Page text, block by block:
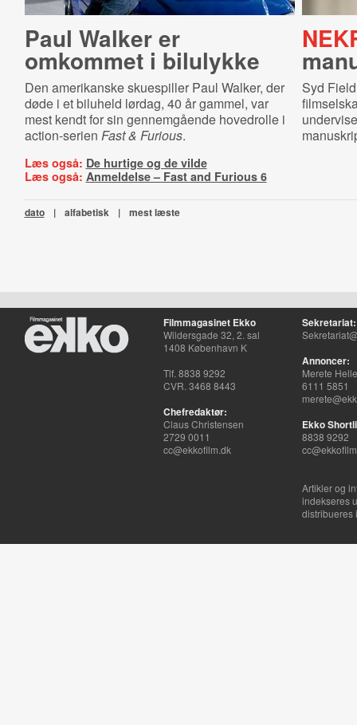
Paul Walker er
omkommet i bilulykke
Den amerikanske skuespiller Paul Walker, der
døde i et biluheld lørdag, 40 år gammel, var
mest kendt for sin gennemgående hovedrolle i
action-serien Fast & Furious.
Læs også: De hurtige og de vilde
Læs også: Anmeldelse – Fast and Furious 6
Syd
dato | alfabetisk | mest læste
Filmmagasinet Ekko
Wildersgade 32, 2. sal
1408 København K
Tlf. 8838 9292
CVR. 3468 8443
Chefredaktør:
Claus Christensen
2729 0011
cc@ekkofilm.dk
Sekretariat:
Annoncer:
Merete
6111 5851
Ekko
8838 9292
Artikler og
indekseres
distribueres